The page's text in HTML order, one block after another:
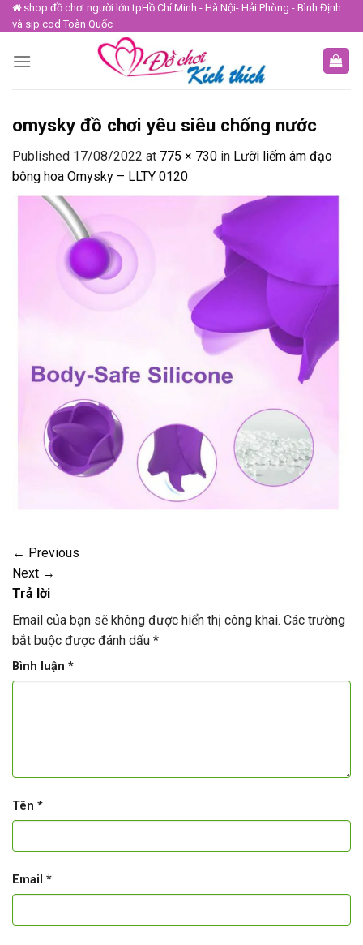
Skip
to
shop đồ chơi người lớn tpHồ Chí Minh - Hà Nội- Hải Phòng - Bình Định
và sip cod Toàn Quốc
omysky đồ chơi yêu siêu chống nước
Published 17/08/2022 at 775 × 730 in Lưỡi liếm âm đạo
bông hoa Omysky – LLTY 0120
← Previous
Next →
Trả lời
Email của bạn sẽ không được hiển thị công khai. Các trường
bắt buộc được đánh dấu *
Bình luận *
Tên *
Email *